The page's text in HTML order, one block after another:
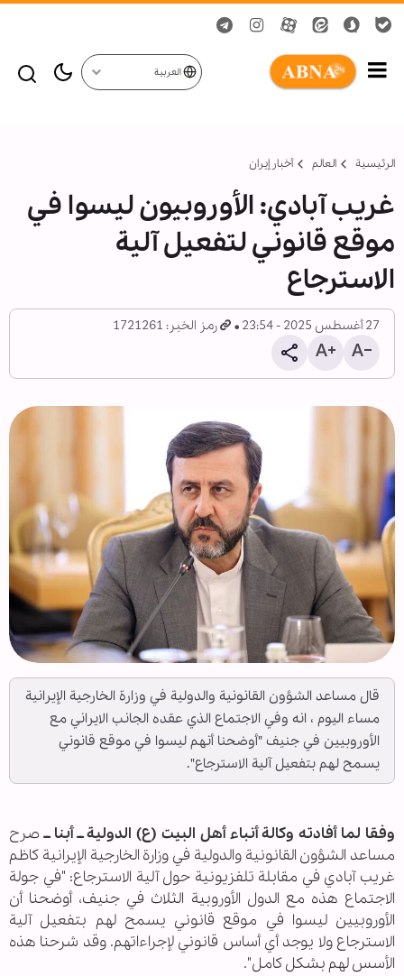
العربية
الرئيسية العالم أخبار إيران
غریب آبادي: الأوروبیون لیسوا في
موقع قانوني لتفعیل آلیة
الاسترجاع
27 أغسطس 2025 - 23:54 رمز الخبر: 1721261
قال مساعد الشؤون القانونية والدولية في وزارة الخارجية الإيرانية
مساء اليوم ، انه وفي الاجتماع الذي عقده الجانب الايراني مع
الأوروبيين في جنيف "أوضحنا أنهم ليسوا في موقع قانوني
يسمح لهم بتفعيل آلية الاسترجاع".
وفقا لما أفادته وكالة أنباء أهل البيت (ع) الدولية ــ أبنا ــصرح
مساعد الشؤون القانونية والدولية في وزارة الخارجية الإيرانية كاظم
غريب آبادي في مقابلة تلفزيونية حول آلية الاسترجاع: "في جولة
الاجتماع هذه مع الدول الأوروبية الثلاث في جنيف، أوضحنا أن
الأوروبيين ليسوا في موقع قانوني يسمح لهم بتفعيل آلية
الاسترجاع ولا يوجد أي أساس قانوني لإجراءاتهم. وقد شرحنا هذه
الأسس لهم بشكل كامل".